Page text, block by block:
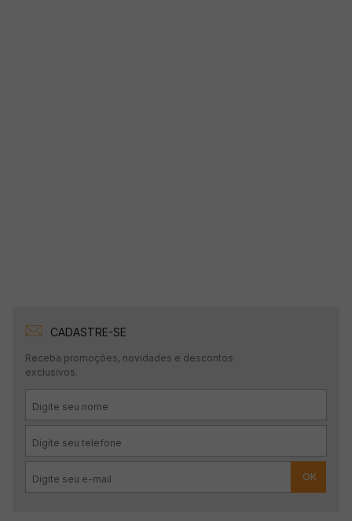
CADASTRE-SE
Receba promoções, novidades e descontos
exclusivos.
OK